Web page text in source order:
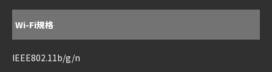
Wi-Fi規格
IEEE802.11b/g/n